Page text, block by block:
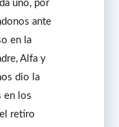
uno, por
ante
en la
Alfa y
dio la
en los
retiro